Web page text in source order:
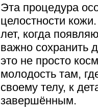
Эта процедура
целостности
лет, когда
важно сохранить
это не просто
молодость там,
своему телу, к
завершённым.